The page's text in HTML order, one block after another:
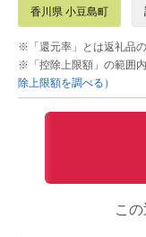
香川県 小豆島町
※「還元率」とは返礼品
※「控除上限額」の範囲
除上限額を調べる）
こ